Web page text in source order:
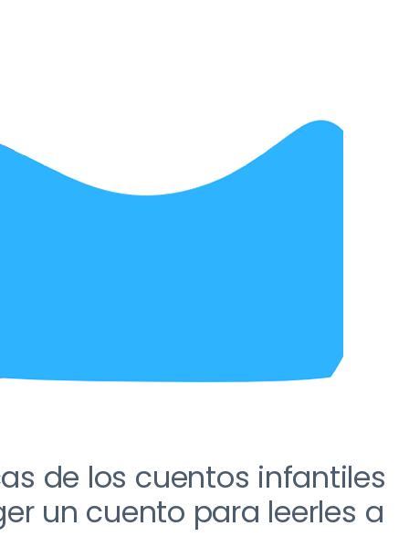
de los cuentos infantiles
un cuento para leerles a